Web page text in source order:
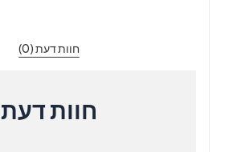
חוות דעת (0)
חוות דעת